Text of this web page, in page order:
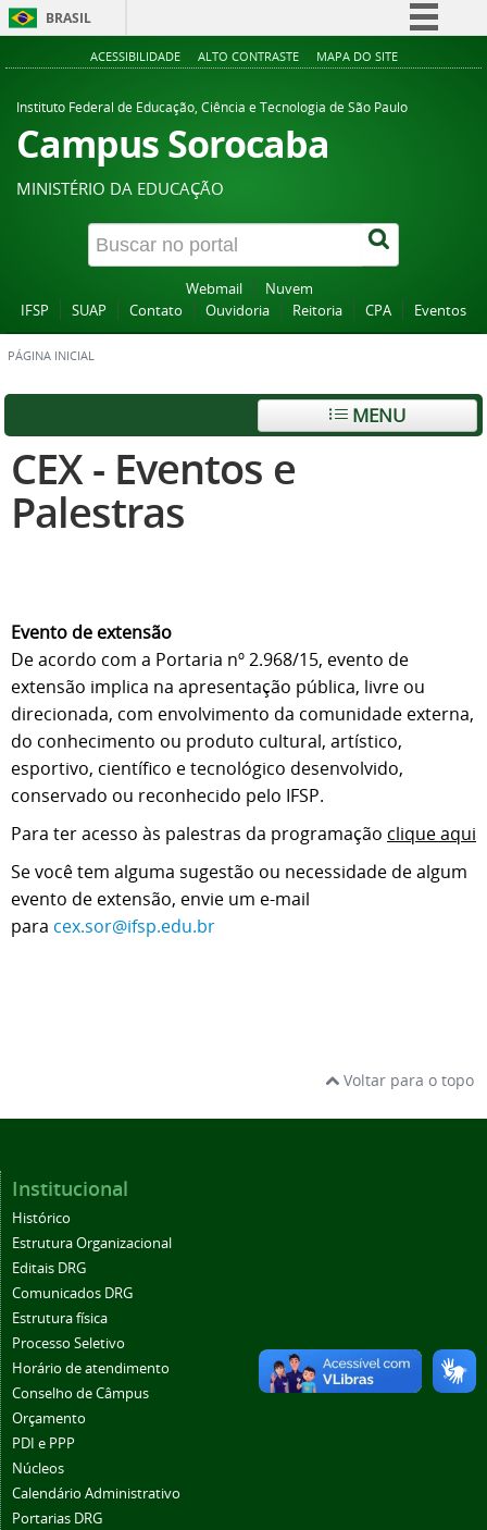
BRASIL
Simplifique!
Acesso à informação
Canais
ACESSIBILIDADE ALTO CONTRASTE MAPA DO SITE
Instituto Federal de Educação, Ciência e Tecnologia de São Paulo
Campus Sorocaba
MINISTÉRIO DA EDUCAÇÃO
Webmail
Nuvem
IFSP
SUAP Contato Ouvidoria Reitoria CPA Eventos
PÁGINA INICIAL
MENU
CEX - Eventos e
Palestras
Evento de extensão
De acordo com a Portaria nº 2.968/15, evento de
extensão implica na apresentação pública, livre ou
direcionada, com envolvimento da comunidade externa,
do conhecimento ou produto cultural, artístico,
esportivo, científico e tecnológico desenvolvido,
conservado ou reconhecido pelo IFSP.
Para ter acesso às palestras da programação clique aqui
Se você tem alguma sugestão ou necessidade de algum
evento de extensão, envie um e-mail
para cex.sor@ifsp.edu.br
Voltar para o topo
Institucional
Histórico
Estrutura Organizacional
Editais DRG
Comunicados DRG
Estrutura física
Processo Seletivo
Horário de atendimento
Conselho de Câmpus
Orçamento
PDI e PPP
Núcleos
Calendário Administrativo
Portarias DRG